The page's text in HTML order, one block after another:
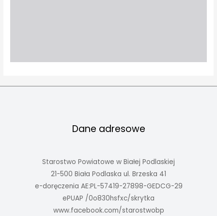
Dane adresowe
Starostwo Powiatowe w Białej Podlaskiej
21-500 Biała Podlaska ul. Brzeska 41
e-doręczenia AE:PL-57419-27898-GEDCG-29
ePUAP /0o830hsfxc/skrytka
www.facebook.com/starostwobp